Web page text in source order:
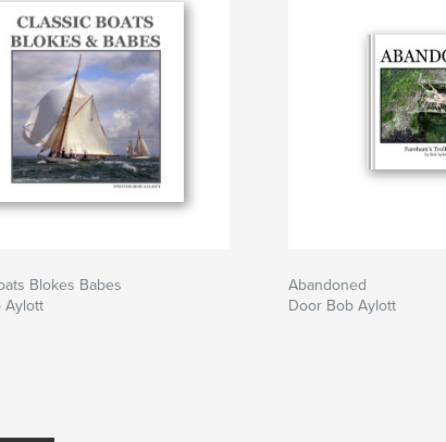
Blokes Babes
Aylott
Abandoned
Door Bob Aylott